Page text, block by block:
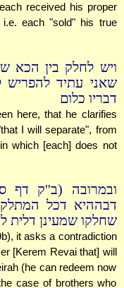
received his proper
each "sold" his true
ויש לחלק בין הכא
שאני עתיד להפריש
דבריו כלום
here, that he clarifies
I will separate", from
which [each] does not
ובמרובה (ב''ק דף
דבההיא דכל
שחלקו שמעינן דלית
it asks a contradiction
[Kerem Revai that] will
(he can redeem now
case of brothers who